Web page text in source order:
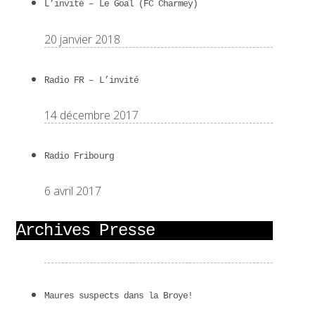
L’invité – Le Goal (FC Charmey)
20 janvier 2018
Radio FR – L’invité
14 décembre 2017
Radio Fribourg
6 avril 2017
Archives Presse
Maures suspects dans la Broye!